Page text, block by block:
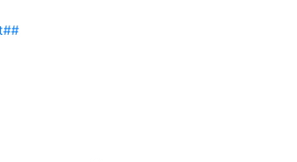
khám bệnh tại Trung tâm y tế thành phố
là: